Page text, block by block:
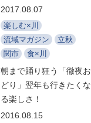
2017.08.07
楽しむ×川
流域マガジン
立秋
関市
食×川
朝まで踊り狂う「徹夜お
どり」翌年も行きたくな
る楽しさ！
2016.08.15